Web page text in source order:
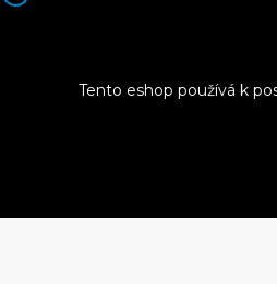
Tento eshop používá k